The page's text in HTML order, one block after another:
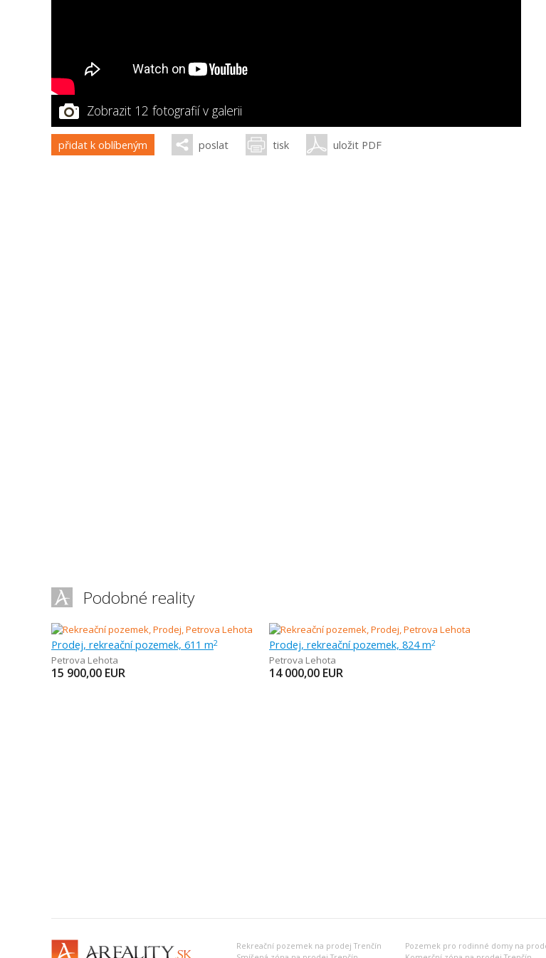
Zobrazit 12 fotografií v galerii
přidat k oblíbeným poslat tisk uložit PDF
Podobné reality
Prodej, rekreační pozemek, 611 m2
Petrova Lehota
15 900,00 EUR
Prodej, rekreační pozemek, 824 m2
Petrova Lehota
14 000,00 EUR
Rekreační pozemek na prodej Trenčín